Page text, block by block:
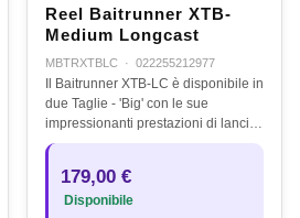
Reel Baitrunner XTB-
Medium Longcast
MBTRXTBLC · 022255212977
Il Baitrunner XTB-LC è disponibile in
due Taglie - 'Big' con le sue
impressionanti prestazioni di lancio
e una dimensione più piccola
medio distanza. Entrambi sono…
179,00 €
Disponibile